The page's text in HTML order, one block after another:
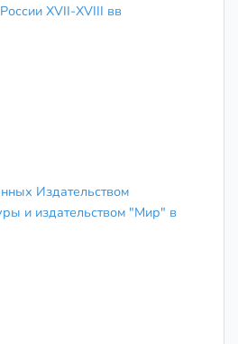
XVII-XVIII вв
Издательством
и издательством "Мир" в